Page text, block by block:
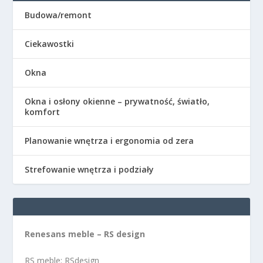
Budowa/remont
Ciekawostki
Okna
Okna i osłony okienne – prywatność, światło,
komfort
Planowanie wnętrza i ergonomia od zera
Strefowanie wnętrza i podziały
Renesans meble – RS design
RS meble: RSdesign